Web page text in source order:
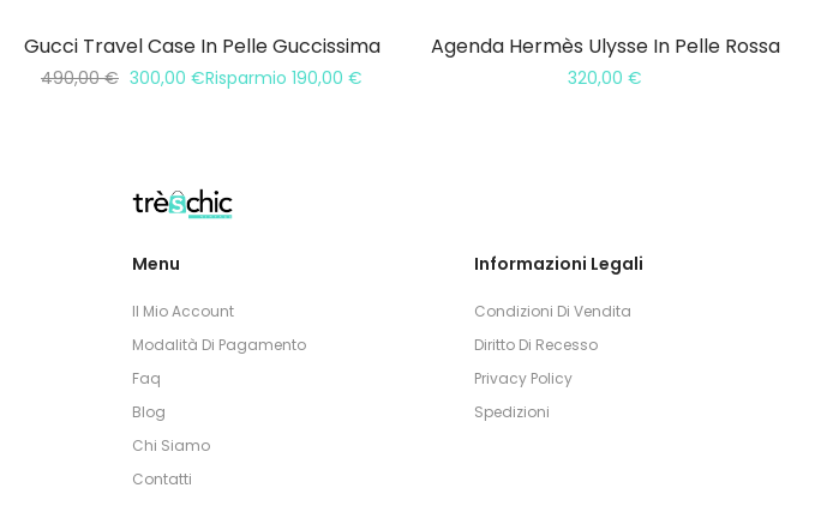
Gucci Travel Case In Pelle Guccissima
490,00€ 300,00 €Risparmio 190,00 €
Agenda Hermès Ulysse In Pelle Rossa
320,00 €
Menu
Il Mio Account
Modalità Di Pagamento
Faq
Blog
Chi Siamo
Contatti
Informazioni Legali
Condizioni Di Vendita
Diritto Di Recesso
Privacy Policy
Spedizioni